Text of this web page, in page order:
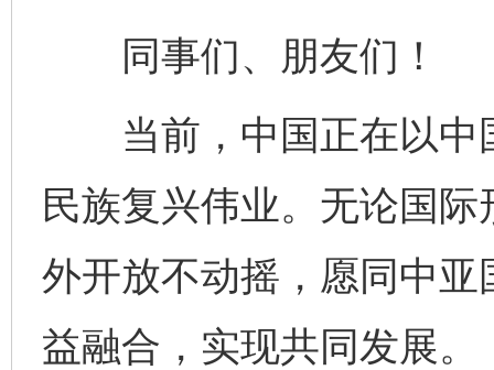
同事们、朋友们！
当前，中国正在以中
民族复兴伟业。无论国
外开放不动摇，愿同中
益融合，实现共同发展。